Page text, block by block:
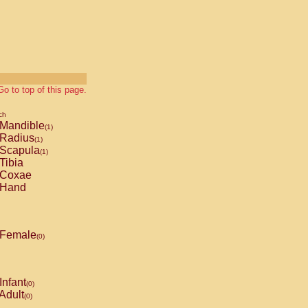
to top of this page.
Mandible(1)
Radius(1)
Scapula(1)
Tibia
Coxae
Hand
Female(0)
Infant(0)
(0)